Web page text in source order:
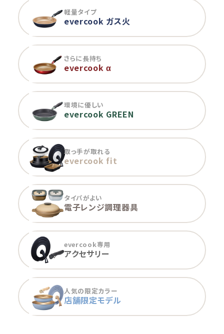
軽量タイプ
evercook ガス火
さらに長持ち
evercook α
環境に優しい
evercook GREEN
取っ手が取れる
evercook fit
タイパがよい
電子レンジ調理器具
evercook専用
アクセサリー
人気の限定カラー
店舗限定モデル